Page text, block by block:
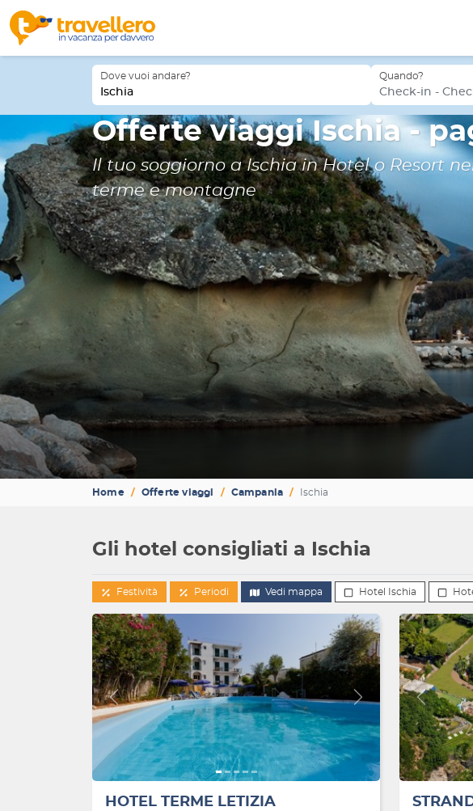
Dove vuoi andare?
Ischia
Quando?
Check-in -
Offerte viaggi Ischia -
Il tuo soggiorno a Ischia in Hotel o Resort
terme e montagne
Home Offerte viaggi Campania Ischia
Gli hotel consigliati a Ischia
Festività Periodi Vedi mappa Hotel Ischia
Indietro Avanti
HOTEL TERME LETIZIA
Indietro